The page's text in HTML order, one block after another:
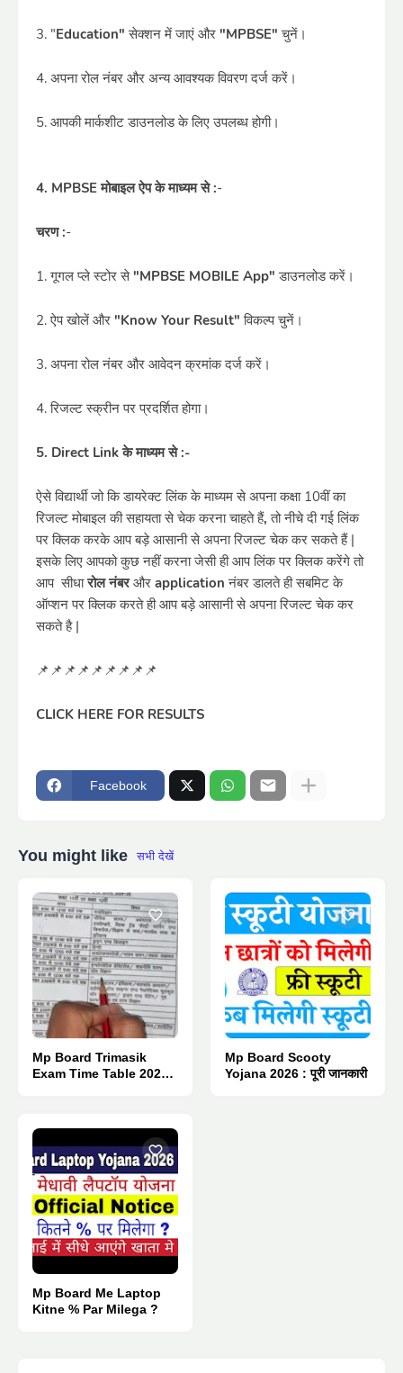
3. "Education" सेक्शन में जाएं और "MPBSE" चुनें।
4. अपना रोल नंबर और अन्य आवश्यक विवरण दर्ज करें।
5. आपकी मार्कशीट डाउनलोड के लिए उपलब्ध होगी।
4. MPBSE मोबाइल ऐप के माध्यम से :-
चरण :-
1. गूगल प्ले स्टोर से"MPBSE MOBILE App" डाउनलोड करें।
2. ऐप खोलें और "Know Your Result" विकल्प चुनें।
3. अपना रोल नंबर और आवेदन क्रमांक दर्ज करें।
4. रिजल्ट स्क्रीन पर प्रदर्शित होगा।
5. Direct Link के माध्यम से :-
ऐसे विद्यार्थी जो कि डायरेक्ट लिंक के माध्यम से अपना कक्षा 10वीं का
रिजल्ट मोबाइल की सहायता से चेक करना चाहते हैं,तो नीचे दी गई लिंक
पर क्लिक करके आप बड़े आसानी से अपना रिजल्ट चेक कर सकते हैं |
इसके लिए आपको कुछ नहीं करना जेसी ही आप लिंक पर क्लिक करेंगे तो
आप सीधारोल नंबरऔर application नंबर डालते ही सबमिट के
ऑप्शन पर क्लिक करते ही आप बड़े आसानी से अपना रिजल्ट चेक कर
सकते है |
📌📌📌📌📌📌📌📌📌
CLICK HERE FOR RESULTS
Facebook
You might like सभी देखें
Mp Board Trimasik
Exam Time Table 2026 :
Mp Board Scooty
Yojana 2026 : पूरी जानकारी
Mp Board Me Laptop
Kitne % Par Milega ?